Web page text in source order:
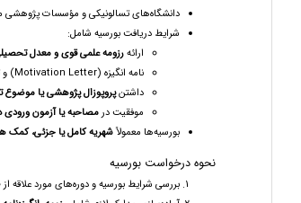
دانشگاه‌های تسالونیکی و مؤسسات پژوهشی
شرایط دریافت بورسیه شامل:
ارائهرزومه علمی قوی و معدل
نامه انگیزه (Motivation Letter) و توصیه‌نامه‌های علمی
داشتنپروپوزال پژوهشی یا
موفقیت درمصاحبه یا آزمون ورودی
بورسیه‌ها معمولاًشهریه کامل یا جزئی، کمک
نحوه درخواست بورسیه
بررسی شرایط بورسیه و دوره‌های مورد علاقه